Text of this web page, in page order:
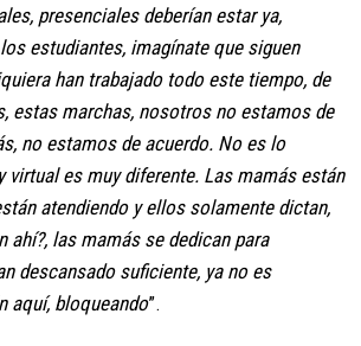
presenciales deberían estar ya,
estudiantes, imagínate que siguen
han trabajado todo este tiempo, de
estas marchas, nosotros no estamos de
no estamos de acuerdo. No es lo
virtual es muy diferente. Las mamás están
atendiendo y ellos solamente dictan,
ahí?, las mamás se dedican para
descansado suficiente, ya no es
aquí, bloqueando”.